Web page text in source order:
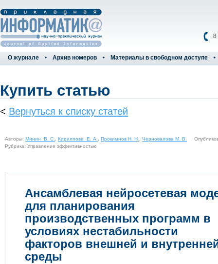
8
О журнале Архив номеров Материалы в свободном доступе
Купить статью
< Вернуться к списку статей
Авторы: Минин В. С. Кириллова Е. А. Прокимнов Н. Н. Черновалова М. В.
Рубрика: Управление эффективностью
Ансамблевая нейросетевая
для планирования
производственных программ в
условиях нестабильности
факторов внешней и
среды